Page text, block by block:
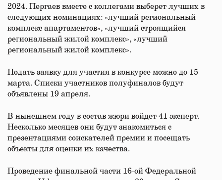
2024. Пергаев вместе с коллегами выберет лучших в
следующих номинациях: «лучший региональный
комплекс апартаментов», «лучший строящийся
региональный жилой комплекс», «лучший
региональный жилой комплекс».
Подать заявку для участия в конкурсе можно до 15
марта. Списки участников полуфиналов будут
объявлены 19 апреля.
В нынешнем году в состав жюри войдет 41 эксперт.
Несколько месяцев они будут знакомиться с
презентациями соискателей премии и посещать
объекты для оценки их качества.
Проведение финальной части 16-ой Федеральной